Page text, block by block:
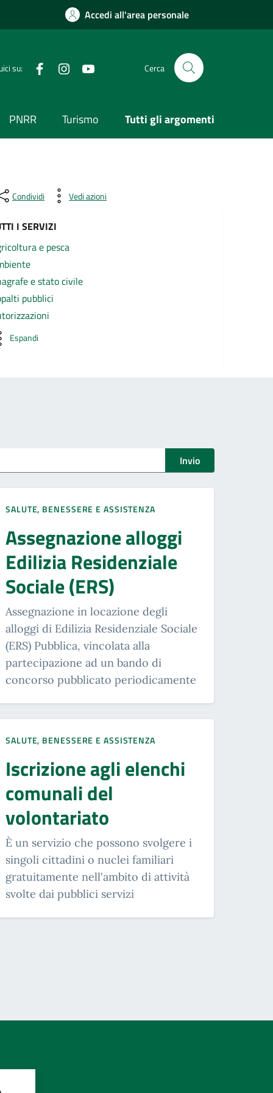
Accedi all'area personale
su: Visita la nostra pagina Facebook
Segui il nostro profilo su Instagram
Visita il nostro canale YouTube
Cerca
PNRR Turismo Tutti gli argomenti
Condividi Vedi azioni
I SERVIZI
e pesca
e stato civile
pubblici
Espandi
Invio
SALUTE, BENESSERE E ASSISTENZA
Assegnazione alloggi
Edilizia Residenziale
Sociale (ERS)
Assegnazione in locazione degli
alloggi di Edilizia Residenziale Sociale
(ERS) Pubblica, vincolata alla
partecipazione ad un bando di
concorso pubblicato periodicamente
SALUTE, BENESSERE E ASSISTENZA
Iscrizione agli elenchi
comunali del
volontariato
È un servizio che possono svolgere i
singoli cittadini o nuclei familiari
gratuitamente nell'ambito di attività
svolte dai pubblici servizi